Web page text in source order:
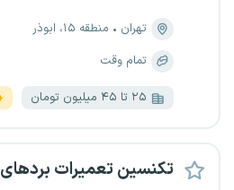
تهران
منطقه ۱۵، ابوذر
تمام وقت
۲۵ تا ۴۵ میلیون تومان
تکنسین تعمیرات بردهای